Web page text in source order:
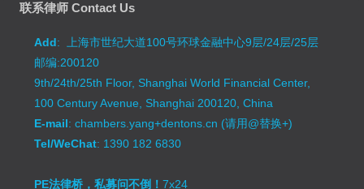
联系律师 Contact Us
Add: 上海市世纪大道100号环球金融中心9层/24层/25层
邮编:200120
9th/24th/25th Floor, Shanghai World Financial Center,
100 Century Avenue, Shanghai 200120, China
E-mail: chambers.yang+dentons.cn (请用@替换+)
Tel/WeChat: 1390 182 6830
PE法律桥，私募问不倒！7x24